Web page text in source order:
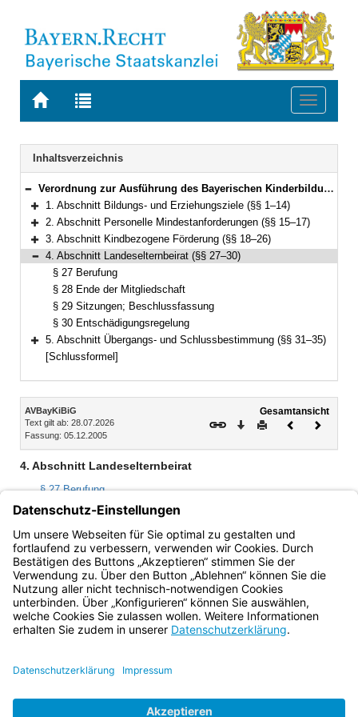
Zur
BAYERN.RECHT
Zur
letzten
Suche
Toggle
Navigation
Inhaltsverzeichnis
Bereich reduzieren
Verordnung zur Ausführung des Bayerischen Kinderbildungs- und -betreuungsgesetzes (Kinderbildungsverordnung – AVBayKiBiG) Vom 5. Dezember 2005 (GVBl. S. 633) BayRS 2231-1-1-A (§§ 1–35)
Bereich erweitern
1. Abschnitt Bildungs- und Erziehungsziele (§§ 1–14)
Bereich erweitern
2. Abschnitt Personelle Mindestanforderungen (§§ 15–17)
Bereich erweitern
3. Abschnitt Kindbezogene Förderung (§§ 18–26)
Bereich reduzieren
4. Abschnitt Landeselternbeirat (§§ 27–30)
§ 27 Berufung
§ 28 Ende der Mitgliedschaft
§ 29 Sitzungen; Beschlussfassung
§ 30 Entschädigungsregelung
Bereich erweitern
5. Abschnitt Übergangs- und Schlussbestimmung (§§ 31–35)
[Schlussformel]
Inhalt
AVBayKiBiG
Text gilt ab: 28.07.2026
Fassung: 05.12.2005
Gesamtansicht
Download
DruckenVorheriges
4. Abschnitt Landeselternbeirat
§ 27 Berufung
§ 28 Ende der Mitgliedschaft
§ 29 Sitzungen; Beschlussfassung
§ 30 Entschädigungsregelung
Bayern.de
BayernPortal
Impressum